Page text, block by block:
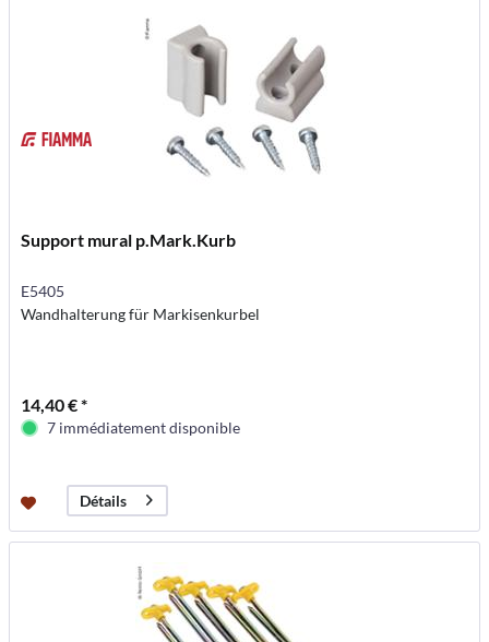
Support mural p.Mark.Kurb
E5405
Wandhalterung für Markisenkurbel
14,40 € *
7 immédiatement disponible
Détails